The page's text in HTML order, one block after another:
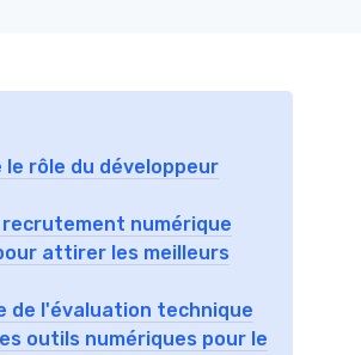
le rôle du développeur
recrutement numérique
attirer les meilleurs
de l'évaluation technique
outils numériques pour le